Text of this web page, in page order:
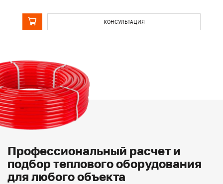
КОНСУЛЬТАЦИЯ
Профессиональный расчет и
подбор теплового оборудования
для любого объекта